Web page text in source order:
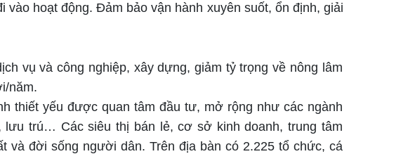
hoạt động. Đảm bảo vận hành xuyên suốt, ổn định, giải
vụ và công nghiệp, xây dựng, giảm tỷ trọng về nông lâm
năm.
thiết yếu được quan tâm đầu tư, mở rộng như các ngành
trú… Các siêu thị bán lẻ, cơ sở kinh doanh, trung tâm
và đời sống người dân. Trên địa bàn có 2.225 tổ chức, cá